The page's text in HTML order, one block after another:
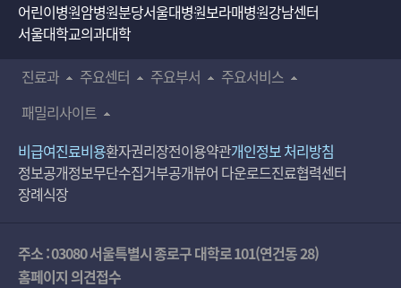
어린이병원암병원분당서울대병원보라매병원강남센터
서울대학교의과대학
진료과
주요센터 주요부서
주요서비스
패밀리사이트
비급여진료비용환자권리장전이용약관개인정보 처리방침
정보공개정보무단수집거부공개뷰어 다운로드진료협력센터
장례식장
주소 : 03080 서울특별시 종로구 대학로 101(연건동 28)
홈페이지 의견접수